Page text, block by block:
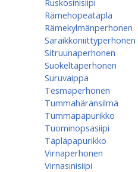
Ruskosinisiipi
Rämehopeatäplä
Rämekylmänperhonen
Saraikkoniittyperhonen
Sitruunaperhonen
Suokeltaperhonen
Suruvaippa
Tesmaperhonen
Tummahäränsilmä
Tummapapurikko
Tuominopsasiipi
Täpläpapurikko
Virnaperhonen
Virnasinisiipi